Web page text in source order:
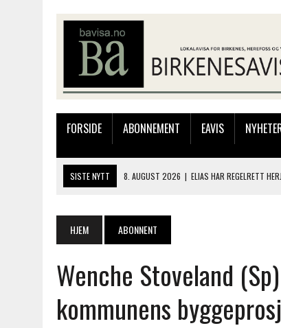
FORSIDE ABONNEMENT EAVIS
SISTE NYTT 8. AUGUST 2026 | ELIAS HAR REGELRETT
6. AUGUST 2026 | FRA BARNDOMSMINNER TIL NYE
8. AUGUST 2026
TRE DAGER MED MARKEDER, MUSIKK OG
HJEM ABONNENT
Wenche Stoveland
kommunens